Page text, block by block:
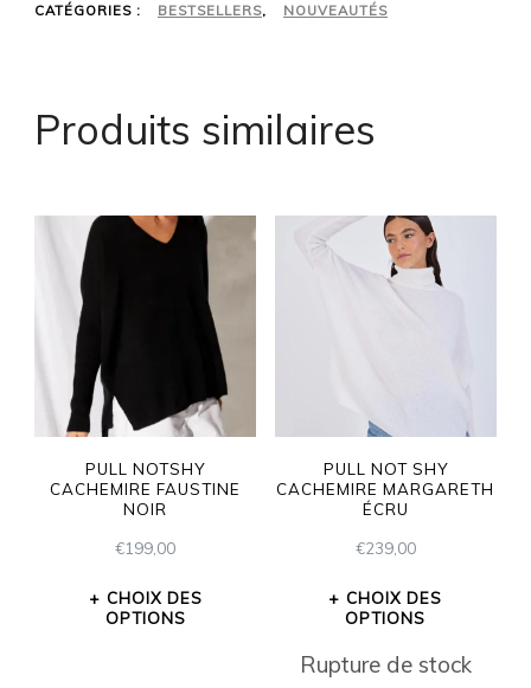
CATÉGORIES : BESTSELLERS, NOUVEAUTÉS
Produits similaires
PULL NOTSHY
CACHEMIRE FAUSTINE
NOIR
€199,00
CHOIX DES
OPTIONS
PULL NOT SHY
CACHEMIRE MARGARETH
ÉCRU
€239,00
CHOIX DES
OPTIONS
Rupture de stock